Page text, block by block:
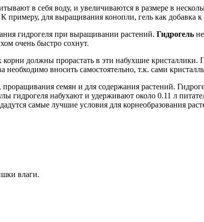
в себя воду, и увеличиваются в размере в
для выращивания конопли, гель как добавка к
гидрогеля при выращивании растений. Гидрогель
очень быстро сохнут.
должны прорастать в эти набухшие кристаллики.
вносить самостоятельно, т.к. сами
семян и для содержания растений.
набухают и удерживают около 0.11 л
самые лучшие условия для корнеобразования
влаги.